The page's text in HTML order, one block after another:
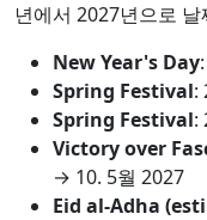
년에서 2027년으로
New Year's Day:
Spring Festival:
Spring Festival:
Victory over
→ 10. 5월 2027
Eid al-Adha